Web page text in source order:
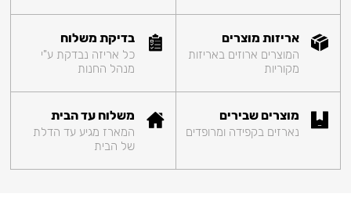
אריזות מוצרים
המוצרים ארוזים באריזות
מקוריות
בדיקת משלוח
כל אריזה נבדקת ע"י
מנהל החנות
מוצרים שבירים
נארזים בקפידה ומרופדים
משלוח עד הבית
המארז מגיע עד הדלת
של הבית